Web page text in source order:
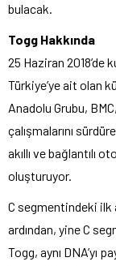
bulacak.
Togg Hakkında
25 Haziran 2018’de
Türkiye’ye ait olan
Anadolu Grubu,
çalışmalarını
akıllı ve bağlantılı
oluşturuyor.
C segmentindeki ilk
ardından, yine C
Togg, aynı DNA’yı